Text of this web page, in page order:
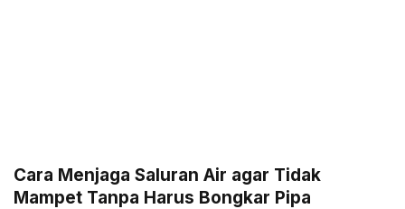
Cara Menjaga Saluran Air agar Tidak
Mampet Tanpa Harus Bongkar Pipa